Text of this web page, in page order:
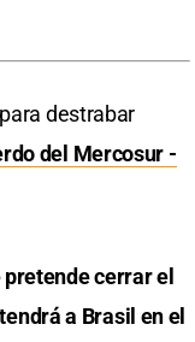
destrabar
del Mercosur -
cerrar el
a Brasil en el